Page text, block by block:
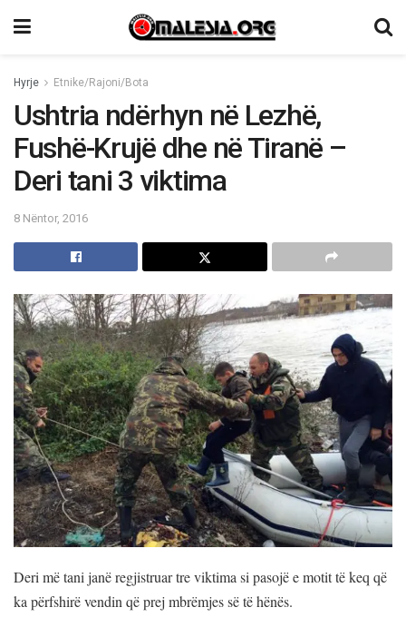
Hyrje Etnike/Rajoni/Bota
Ushtria ndërhyn në Lezhë,
Fushë-Krujë dhe në Tiranë –
Deri tani 3 viktima
8 Nëntor, 2016
Deri më tani janë regjistruar tre viktima si pasojë e motit të keq që
ka përfshirë vendin që prej mbrëmjes së të hënës.